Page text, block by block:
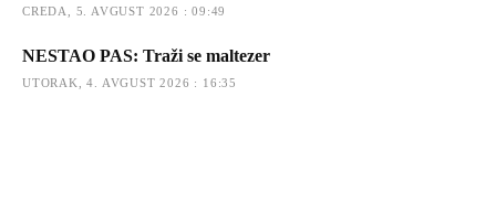
CREDA, 5. AVGUST 2026 : 09:49
NESTAO PAS: Traži se maltezer
UTORAK, 4. AVGUST 2026 : 16:35